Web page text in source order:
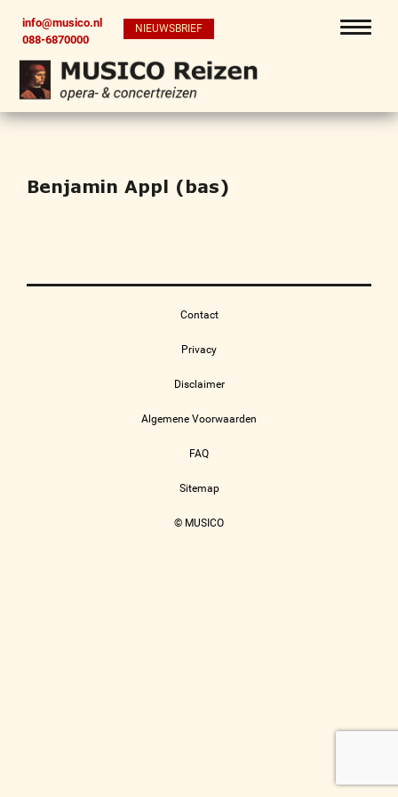
info@musico.nl
088-6870000
NIEUWSBRIEF
Benjamin Appl (bas)
Contact
Privacy
Disclaimer
Algemene Voorwaarden
FAQ
Sitemap
© MUSICO